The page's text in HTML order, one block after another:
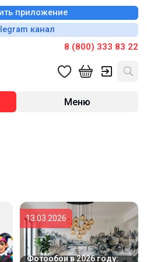
приложение
канал
8 (800) 333 83 22
Меню
Фотообои в 2026 году:
13.03.2026